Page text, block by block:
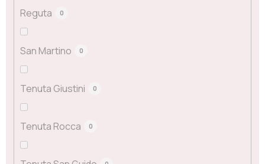
Reguta 0
San Martino 0
Tenuta Giustini 0
Tenuta Rocca 0